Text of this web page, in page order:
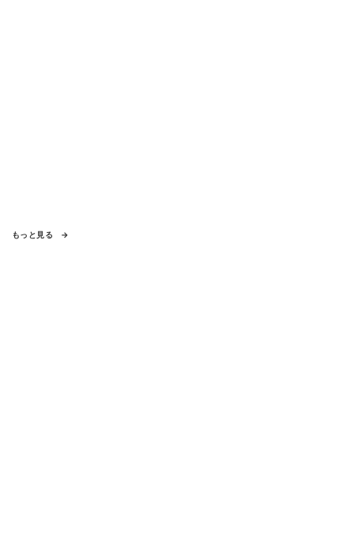
もっと見る